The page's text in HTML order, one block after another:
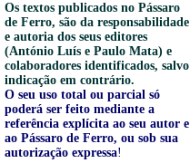
Os textos publicados no Pássaro
de Ferro, são da responsabilidade
e autoria dos seus editores
(António Luís e Paulo Mata) e
colaboradores identificados, salvo
indicação em contrário.
O seu uso total ou parcial só
poderá ser feito mediante a
referência explícita ao seu autor e
ao Pássaro de Ferro, ou sob sua
autorização expressa!